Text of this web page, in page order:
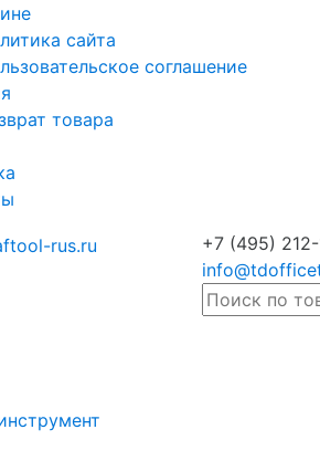
сайта
соглашение
товара
+7 (495)